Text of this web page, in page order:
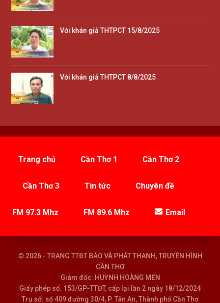
Với khán giả THTPCT 15/8/2025
Với khán giả THTPCT 8/8/2025
Trang chủ Cần Thơ 1 Cần Thơ 2
Cần Thơ 3 Tin tức Chuyên đề
FM 97.3 Mhz FM 89.6 Mhz Email
© 2026 - TRANG TTĐT BÁO VÀ PHÁT THANH, TRUYỀN HÌNH
CẦN THƠ
Giám đốc: HUỲNH HOÀNG MẾN
Giấy phép số: 153/GP-TTĐT, cấp lại lần 2 ngày 18/12/2024
Trụ sở: số 409 đường 30/4, P. Tân An, Thành phố Cần Thơ